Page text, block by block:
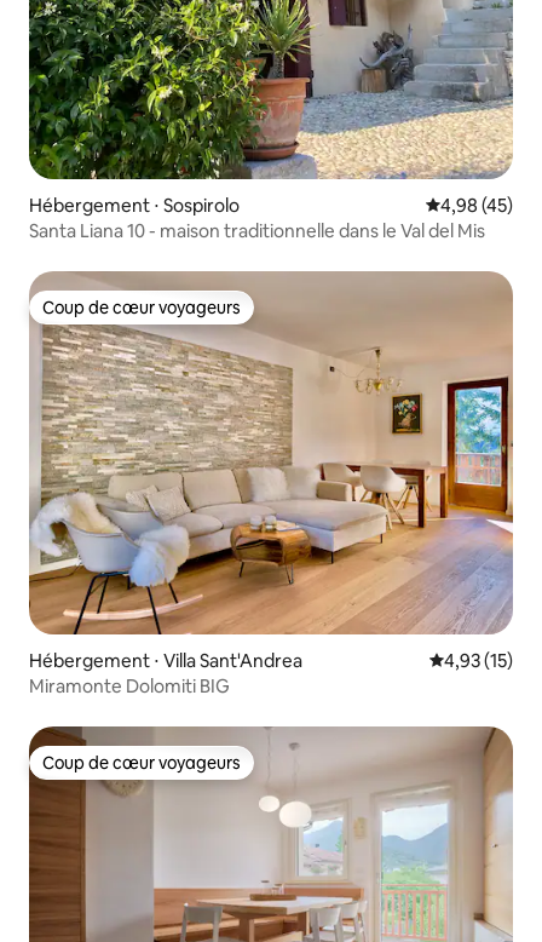
Hébergement ⋅ Sospirolo Évaluation
4,98 (45)
Santa Liana 10 - maison traditionnelle dans le Val del Mis
Coup de cœur voyageurs
Coup de cœur voyageurs
Hébergement ⋅ Villa Sant'Andrea Évaluation
4,93 (15)
Miramonte Dolomiti BIG
Coup de cœur voyageurs
Coup de cœur voyageurs